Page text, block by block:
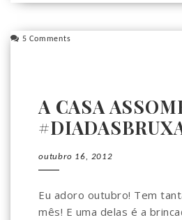
5 Comments
A CASA
outubro 16, 2012
Eu adoro outubro! Tem
mês! E uma delas é a